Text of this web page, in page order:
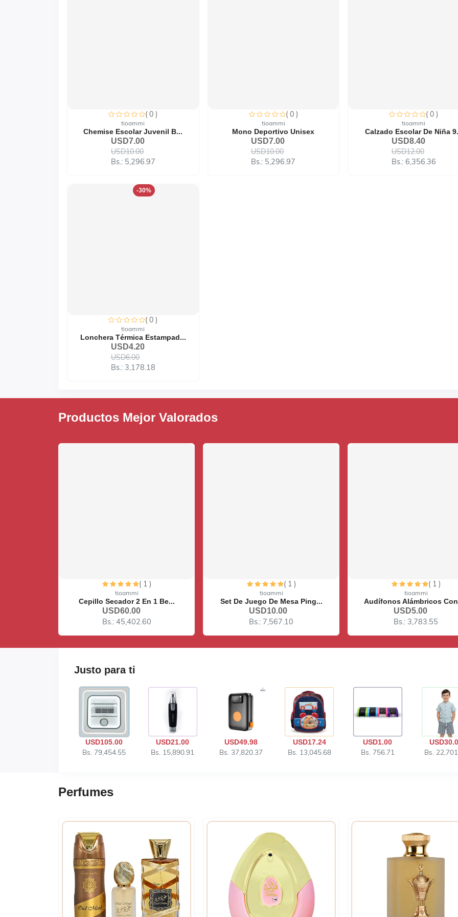
( 0 )
tioammi
Chemise Escolar Juvenil B...
USD7.00
USD10.00
Bs.: 5,296.97
( 0 )
tioammi
Mono Deportivo Unisex
USD7.00
USD10.00
Bs.: 5,296.97
( 0 )
tioammi
Calzado Escolar De Niña
USD8.40
USD12.00
Bs.: 6,356.36
-30%
( 0 )
tioammi
Lonchera Térmica Estampad...
USD4.20
USD6.00
Bs.: 3,178.18
Productos Mejor Valorados
Lo siento, este artículo está agotado
( 1 )
tioammi
Set De Juego De Mesa Ping...
USD10.00
Bs.: 7,567.10
Lo siento, este artículo está agotado
( 1 )
tioammi
Audífonos Alámbricos Cone...
USD5.00
Bs.: 3,783.55
Lo siento, este artículo está
( 1 )
tioammi
Botella De Agua
USD4.00
Bs.: 3,026.84
Justo para ti
USD105.00
Bs. 79,454.55
USD21.00
Bs. 15,890.91
USD49.98
Bs. 37,820.37
USD17.24
Bs. 13,045.68
USD1.00
Bs. 756.71 Bs.
Perfumes